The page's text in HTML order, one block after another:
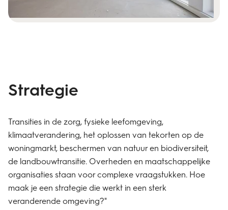
Strategie
Transities in de zorg, fysieke leefomgeving,
klimaatverandering, het oplossen van tekorten op de
woningmarkt, beschermen van natuur en biodiversiteit,
de landbouwtransitie. Overheden en maatschappelijke
organisaties staan voor complexe vraagstukken. Hoe
maak je een strategie die werkt in een sterk
veranderende omgeving?"